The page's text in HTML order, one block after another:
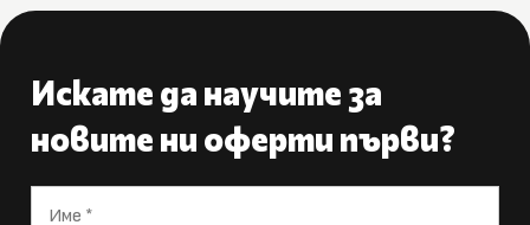
Искате да научите за
новите ни оферти първи?